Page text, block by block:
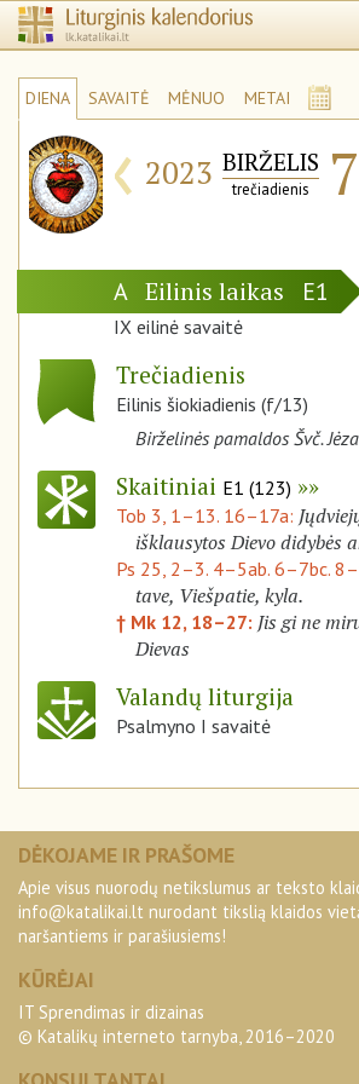
DIENA SAVAITĖ MĖNUO METAI
‹ 2023 BIRŽELIS
trečiadienis 7
A Eilinis laikas E1
IX eilinė savaitė
Trečiadienis
Eilinis šiokiadienis (f/13)
Birželinės pamaldos Švč.
Skaitiniai E1 (123)
Tob 3, 1–13. 16–17a:
išklausytos Dievo didybės
Ps 25, 2–3. 4–5ab. 6–7bc.
tave, Viešpatie, kyla.
† Mk 12, 18–27: Jis gi ne
Dievas
Valandų liturgija
Psalmyno I savaitė
DĖKOJAME IR PRAŠOME
Apie visus nuorodų netikslumus ar teksto
info@katalikai.lt nurodant tikslią klaidos
naršantiems ir parašiusiems!
KŪRĖJAI
IT Sprendimas ir dizainas
© Katalikų interneto tarnyba, 2016–2020